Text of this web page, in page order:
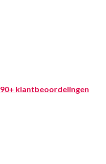
90+ klantbeoordelingen